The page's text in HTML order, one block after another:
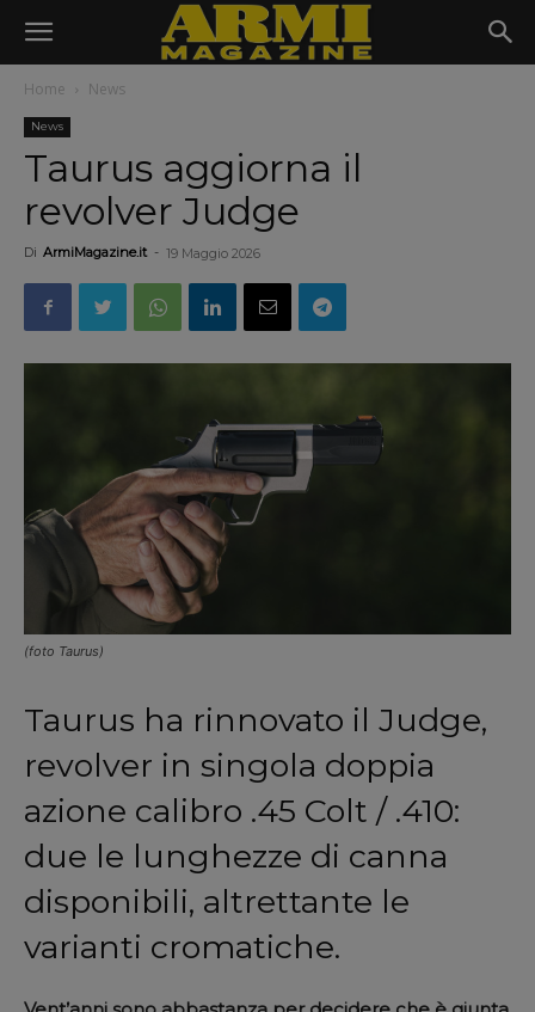
Home News
News
Taurus aggiorna il
revolver Judge
Di ArmiMagazine.it - 19 Maggio 2026
(foto Taurus)
Taurus ha rinnovato il Judge,
revolver in singola doppia
azione calibro .45 Colt / .410:
due le lunghezze di canna
disponibili, altrettante le
varianti cromatiche.